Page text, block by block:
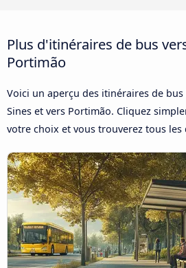
Plus d'itinéraires de bus
Portimão
Voici un aperçu des itinéraires de
Sines et vers Portimão. Cliquez
votre choix et vous trouverez tous les